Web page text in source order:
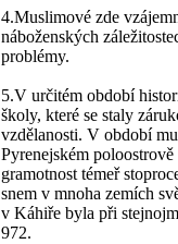
4.Muslimové zde
náboženských
problémy.
5.V určitém období
školy, které se staly
vzdělanosti. V období
Pyrenejském
gramotnost témeř
snem v mnoha zemích
v Káhiře byla při
972.